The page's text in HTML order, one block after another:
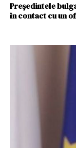
Preşedintele
în contact cu un